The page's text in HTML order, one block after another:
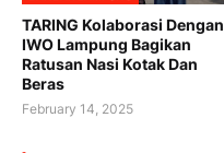
TARING Kolaborasi Dengan
IWO Lampung Bagikan
Ratusan Nasi Kotak Dan
Beras
February 14, 2025